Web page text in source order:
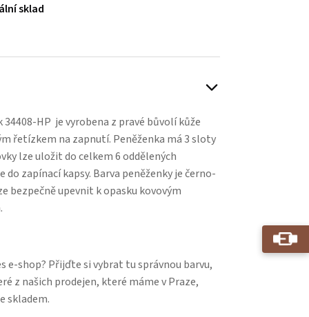
sklad
34408-HP je vyrobena z pravé bůvolí kůže
řetízkem na zapnutí. Peněženka má 3 sloty
lze uložit do celkem 6 oddělených
do zapínací kapsy. Barva peněženky je černo-
bezpečně upevnit k opasku kovovým
e-shop? Přijďte si vybrat tu správnou barvu,
z našich prodejen, které máme v Praze,
skladem.